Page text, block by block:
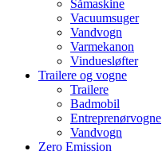
Såmaskine
Vacuumsuger
Vandvogn
Varmekanon
Vinduesløfter
Trailere og vogne
Trailere
Badmobil
Entreprenørvogne
Vandvogn
Zero Emission